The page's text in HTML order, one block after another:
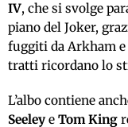
IV, che si svolge
piano del Joker,
fuggiti da Arkham
tratti ricordano lo
L’albo contiene
Seeley e Tom King